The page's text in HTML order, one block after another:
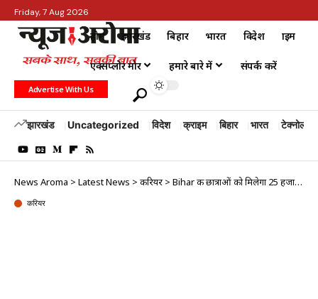
Friday, 7 Aug 2026
होम झारखंड बिहार भारत विदेश क्राइम
एक्सप्लोर मोर हमारे बारे में संपर्क करें
Advertise With Us
झारखंड Uncategorized विदेश क्राइम बिहार भारत टेक्नोलॉजी
News Aroma > Latest News > करियर > Bihar की छात्राओं को मिलेगा 25 हजार रुपये, बस करना होगा ये काम
करियर